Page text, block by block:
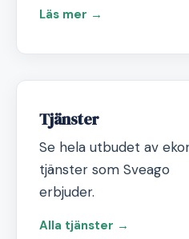
Läs mer →
Tjänster
Se hela utbudet av
tjänster som Sveago
erbjuder.
Alla tjänster →